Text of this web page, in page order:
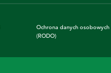
Ochrona danych osobowych
(RODO)